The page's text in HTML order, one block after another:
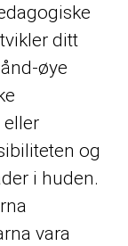
ditt
øye
eller
og
i huden.
vara